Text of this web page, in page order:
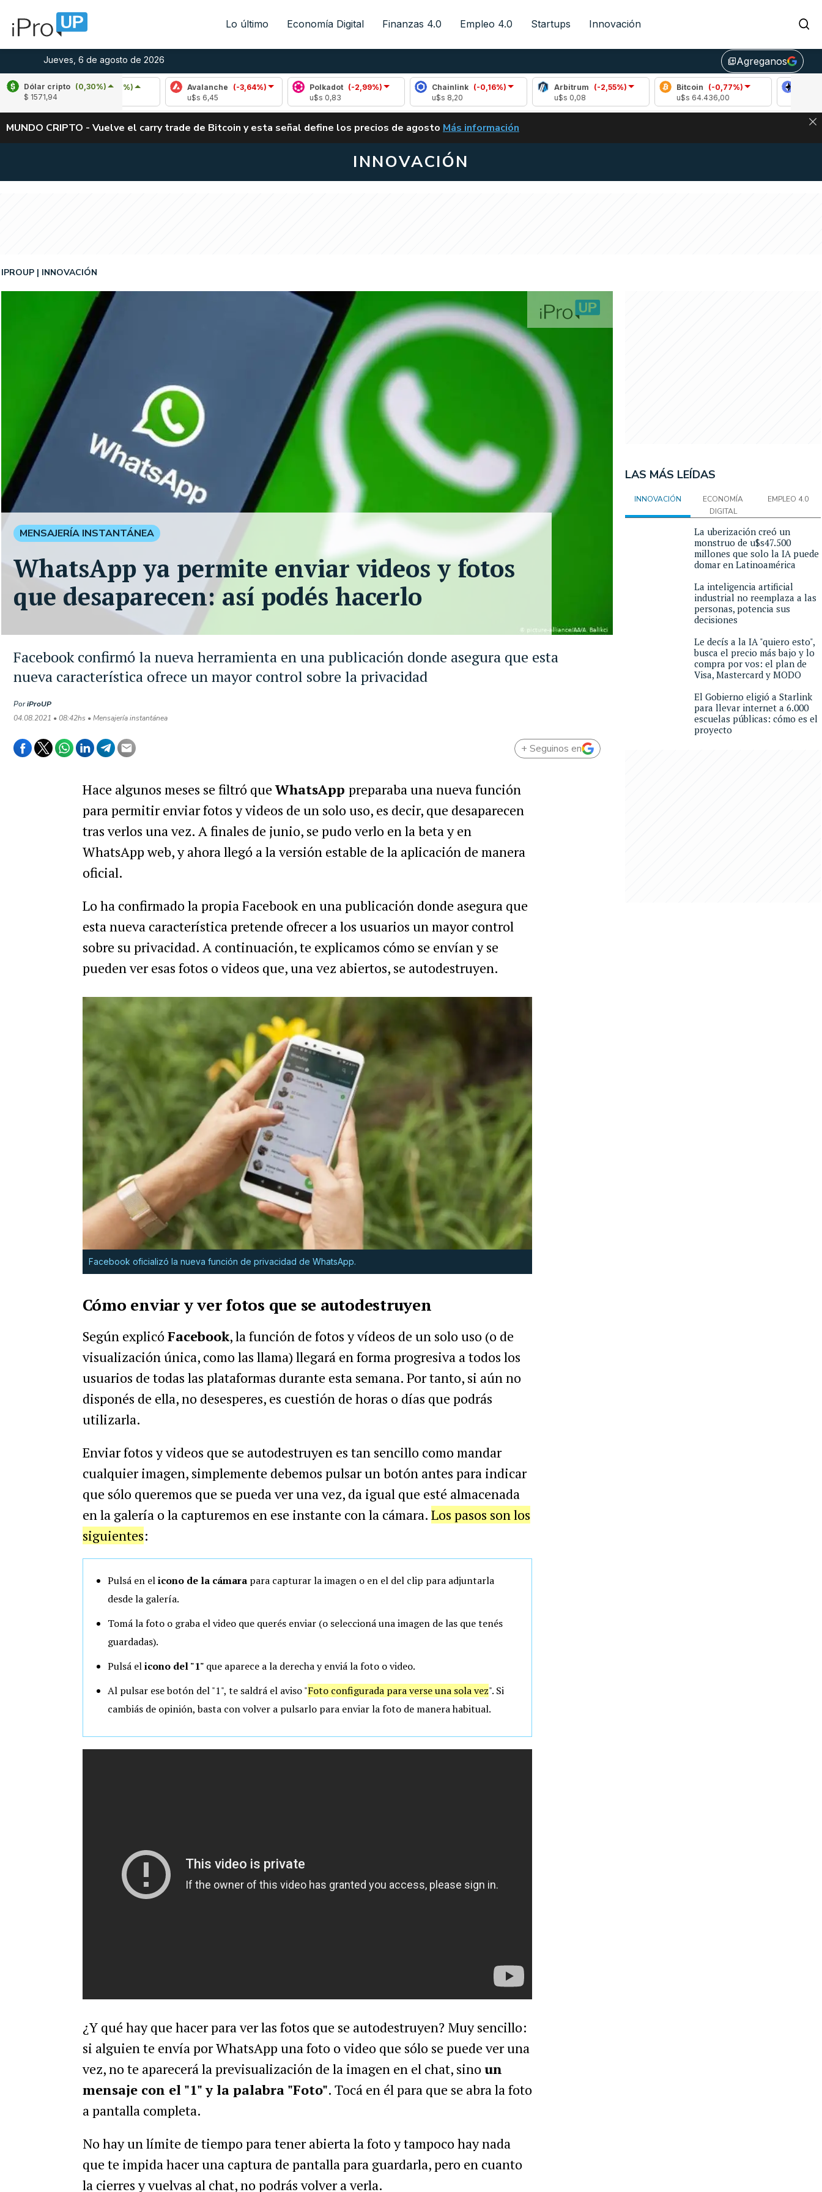
Lo último Economía Digital Finanzas 4.0 Empleo 4.0 Startups Innovación
Jueves, 6 de agosto de 2026 library_addAgreganos
Dólar cripto (0,30%)
$ 1571,94
Cardano
(5,87%)
u$s 0,20
Avalanche (-3,64%)
Polkadot (-2,99%)
Chainlink
(-0,16%)
Arbitrum (-2,55%)
Bitcoin
(-0,77%)
u$s 64.436,00
Ethereum
ALERTA
MUNDO CRIPTO - Vuelve el carry trade de Bitcoin y esta señal define los precios de agosto VUELVE EL CARRY TRADE DE BITCOIN Y ESTA SEÑAL DEFINE LOS PRECIOS DE
Más información
INNOVACIÓN
Facebook confirmó la nueva herramienta en una publicación donde asegura que esta
nueva característica ofrece un mayor control sobre la privacidad
IPROUP INNOVACIÓN
PoriProUP
04.08.2021 • 08:42hs • Mensajería instantánea
MENSAJERÍA INSTANTÁNEA
WhatsApp ya permite enviar videos y fotos
que desaparecen: así podés hacerlo
+ Seguinos en
Hace algunos meses se filtró queWhatsApp preparaba una nueva función
para permitir enviar fotos y videos de un solo uso, es decir, que desaparecen
tras verlos una vez. A finales de junio, se pudo verlo en la beta y en
WhatsApp web, y ahora llegó a la versión estable de la aplicación de manera
oficial.
Lo ha confirmado la propia Facebook en una publicación donde asegura que
esta nueva característica pretende ofrecer a los usuarios un mayor control
sobre su privacidad. A continuación, te explicamos cómo se envían y se
pueden ver esas fotos o videos que, una vez abiertos, se autodestruyen.
Facebook oficializó la nueva función de privacidad de WhatsApp.
Cómo enviar y ver fotos que se autodestruyen
Según explicó Facebook, la función de fotos y vídeos de un solo uso (o de
visualización única, como las llama) llegará en forma progresiva a todos los
usuarios de todas las plataformas durante esta semana. Por tanto, si aún no
disponés de ella, no desesperes, es cuestión de horas o días que podrás
utilizarla.
Enviar fotos y videos que se autodestruyen es tan sencillo como mandar
cualquier imagen, simplemente debemos pulsar un botón antes para indicar
que sólo queremos que se pueda ver una vez, da igual que esté almacenada
en la galería o la capturemos en ese instante con la cámara. Los pasos son los
siguientes:
Pulsá en elicono de la cámara para capturar la imagen o en el del clip para adjuntarla
desde la galería.
Tomá la foto o graba el video que querés enviar (o seleccioná una imagen de las que tenés
guardadas).
Pulsá elicono del "1" que aparece a la derecha y enviá la foto o video.
Al pulsar ese botón del "1", te saldrá el aviso "Foto configurada para verse una sola vez". Si
cambiás de opinión, basta con volver a pulsarlo para enviar la foto de manera habitual.
¿Y qué hay que hacer para ver las fotos que se autodestruyen? Muy sencillo:
si alguien te envía por WhatsApp una foto o video que sólo se puede ver una
vez, no te aparecerá la previsualización de la imagen en el chat, sino un
mensaje con el "1" y la palabra "Foto". Tocá en él para que se abra la foto
a pantalla completa.
No hay un límite de tiempo para tener abierta la foto y tampoco hay nada
que te impida hacer una captura de pantalla para guardarla, pero en cuanto
la cierres y vuelvas al chat, no podrás volver a verla.
LAS MÁS LEÍDAS
INNOVACIÓN
ECONOMÍA
DIGITAL
EMPLEO 4.0
La uberización creó un
monstruo de u$s47.500
millones que solo la IA puede
domar en Latinoamérica
La inteligencia artificial
industrial no reemplaza a las
personas, potencia sus
decisiones
Le decís a la IA "quiero esto",
busca el precio más bajo y lo
compra por vos: el plan de
Visa, Mastercard y MODO
El Gobierno eligió a Starlink
para llevar internet a 6.000
escuelas públicas: cómo es el
proyecto